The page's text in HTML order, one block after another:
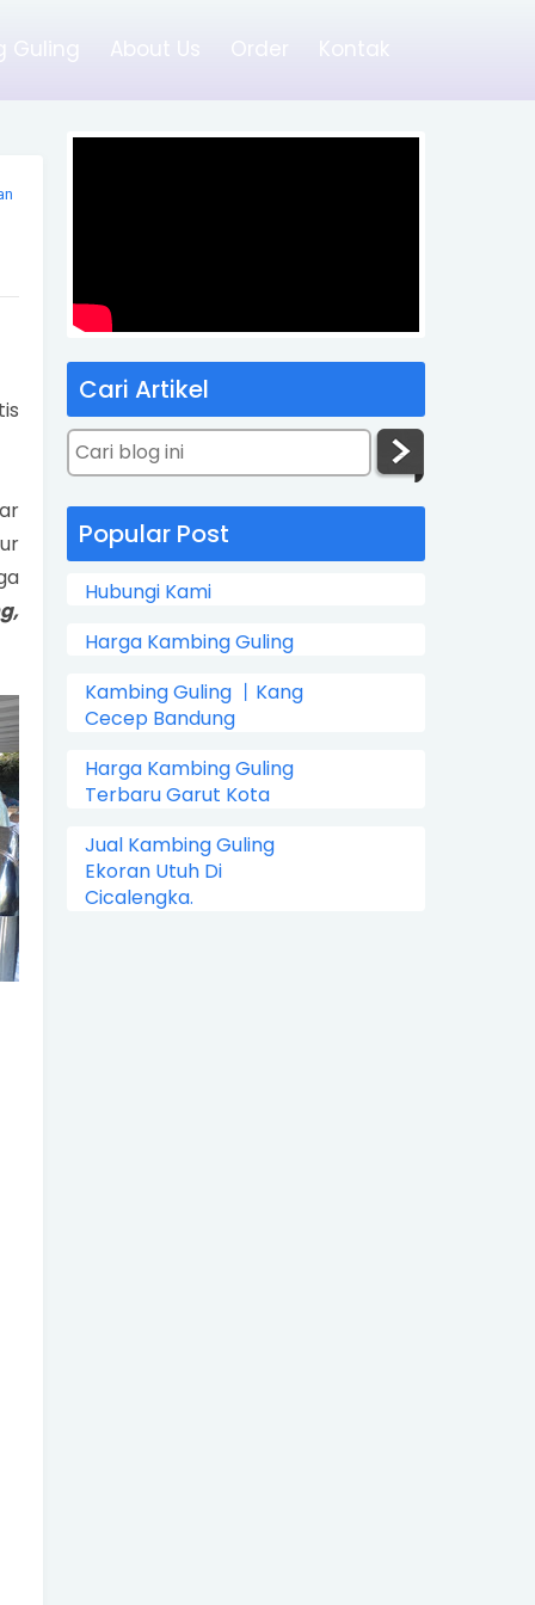
Guling About Us Order Kontak
Cari Artikel
Popular Post
Hubungi Kami
Harga Kambing Guling
Kambing Guling 丨Kang
Cecep Bandung
Harga Kambing Guling
Terbaru Garut Kota
Jual Kambing Guling
Ekoran Utuh Di
Cicalengka.